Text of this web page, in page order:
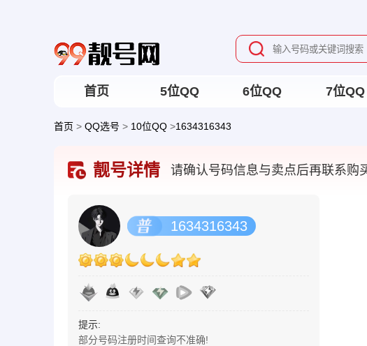
首页 5位QQ 6位QQ 7位QQ
首页 > QQ选号 > 10位QQ >1634316343
靓号详情 请确认号码信息与卖点后再联系购
1634316343
提示:
部分号码注册时间查询不准确!